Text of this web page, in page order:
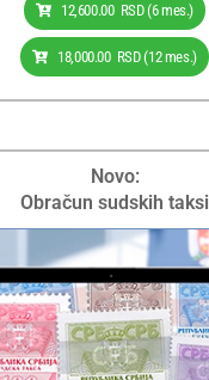
12,600.00 RSD(6 mes.)
18,000.00 RSD(12 mes.)
Novo:
Obračun sudskih taksi